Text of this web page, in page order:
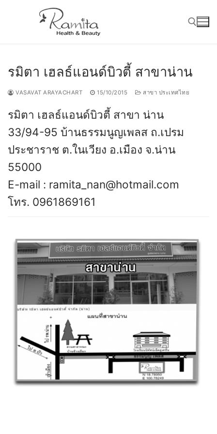
รมิตา เฮลธ์แอนด์บิวตี้ สาขาน่าน
VASAVAT ARAYACHART 15/10/2015 สาขา ประเทศไทย
รมิตา เฮลธ์แอนด์บิวตี้ สาขา น่าน
33/94-95 บ้านธรรมนูญเพลส ถ.เปรม
ประชาราช ต.ในเวียง อ.เมือง จ.น่าน
55000
E-mail : ramita_nan@hotmail.com
โทร. 0961869161